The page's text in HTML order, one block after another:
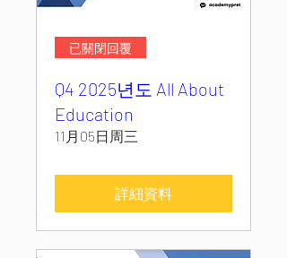
已關閉回覆
Q4 2025년도 All About
Education
11月05日周三
詳細資料